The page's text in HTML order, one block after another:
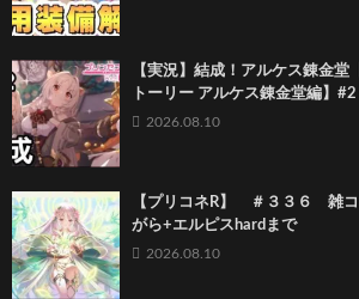
【実況】結成！アルケス錬金堂
トーリー アルケス錬金堂編】#2
2026.08.10
【プリコネR】 ＃３３６ 雑
がら+エルピスhardまで
2026.08.10